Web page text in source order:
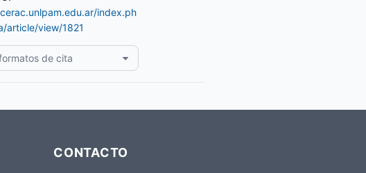
index.ph
article/view/1821
de cita
CONTACTO